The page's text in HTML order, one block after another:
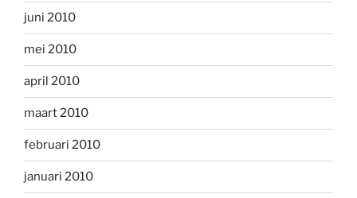
juni 2010
mei 2010
april 2010
maart 2010
februari 2010
januari 2010